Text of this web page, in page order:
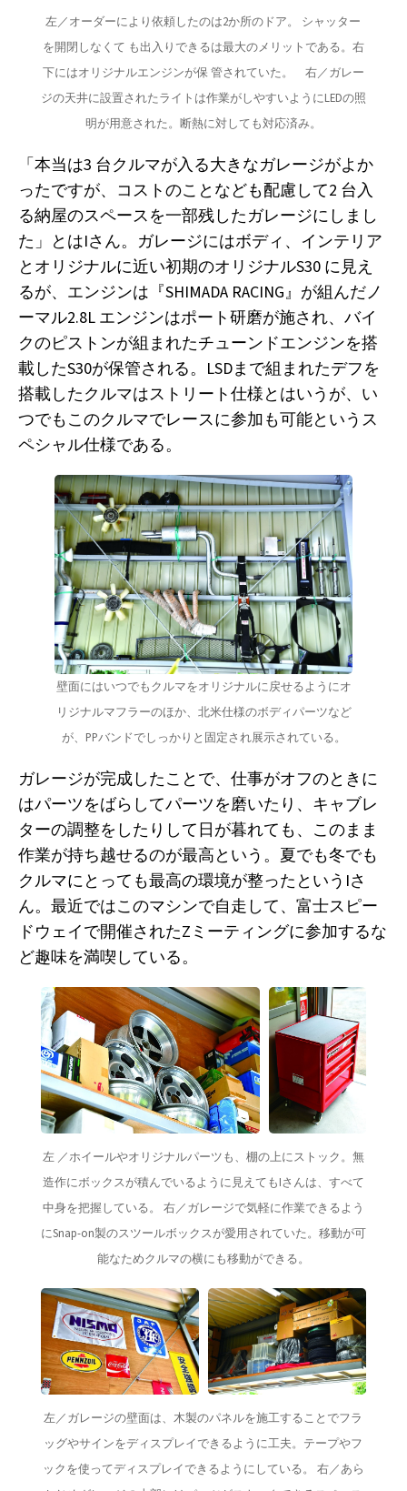
左／オーダーにより依頼したのは2か所のドア。 シャッター
を開閉しなくて も出入りできるは最大のメリットである。右
下にはオリジナルエンジンが保 管されていた。　右／ガレー
ジの天井に設置されたライトは作業がしやすいようにLEDの照
明が用意された。断熱に対しても対応済み。
「本当は3 台クルマが入る大きなガレージがよか
ったですが、コストのことなども配慮して2 台入
る納屋のスペースを一部残したガレージにしまし
た」とはIさん。ガレージにはボディ、インテリア
とオリジナルに近い初期のオリジナルS30 に見え
るが、エンジンは『SHIMADA RACING』が組んだノ
ーマル2.8L エンジンはポート研磨が施され、バイ
クのピストンが組まれたチューンドエンジンを搭
載したS30が保管される。LSDまで組まれたデフを
搭載したクルマはストリート仕様とはいうが、い
つでもこのクルマでレースに参加も可能というス
ペシャル仕様である。
壁面にはいつでもクルマをオリジナルに戻せるようにオ
リジナルマフラーのほか、北米仕様のボディパーツなど
が、PPバンドでしっかりと固定され展示されている。
ガレージが完成したことで、仕事がオフのときに
はパーツをばらしてパーツを磨いたり、キャブレ
ターの調整をしたりして日が暮れても、このまま
作業が持ち越せるのが最高という。夏でも冬でも
クルマにとっても最高の環境が整ったというIさ
ん。最近ではこのマシンで自走して、富士スピー
ドウェイで開催されたZミーティングに参加するな
ど趣味を満喫している。
左 ／ホイールやオリジナルパーツも、棚の上にストック。無
造作にボックスが積んでいるように見えてもIさんは、すべて
中身を把握している。 右／ガレージで気軽に作業できるよう
にSnap-on製のスツールボックスが愛用されていた。移動が可
能なためクルマの横にも移動ができる。
左／ガレージの壁面は、木製のパネルを施工することでフラ
ッグやサインをディスプレイできるように工夫。テープやフ
ックを使ってディスプレイできるようにしている。 右／あら